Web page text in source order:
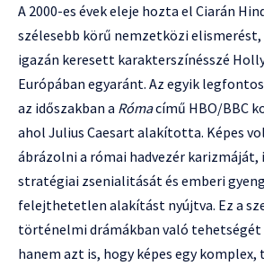
A 2000-es évek eleje hozta el Ciarán
szélesebb körű nemzetközi elismerést,
igazán keresett karakterszínésszé
Európában egyaránt. Az egyik
az időszakban a Rómacímű HBO/BBC
ahol Julius Caesart alakította. Képes
ábrázolni a római hadvezér
stratégiai zsenialitását és emberi
felejthetetlen alakítást nyújtva. Ez a
történelmi drámákban való
hanem azt is, hogy képes egy